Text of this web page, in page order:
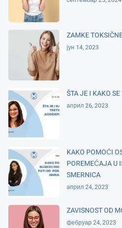
ZAMKE
јун 14, 2023
ŠTA JE I KAKO
април 26, 2023
KAKO POMOĆI
POREMEĆAJA U
SMERNICA
април 24, 2023
ZAVISNOST OD
фебруар 24, 2023